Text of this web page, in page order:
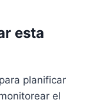
esta
planificar
el